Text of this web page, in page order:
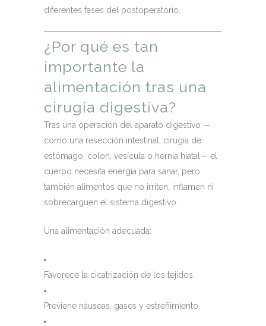
diferentes fases del postoperatorio.
¿Por qué es tan
importante la
alimentación tras una
cirugía digestiva?
Tras una operación del aparato digestivo —
como una resección intestinal, cirugía de
estómago, colon, vesícula o hernia hiatal— el
cuerpo necesita energía para sanar, pero
también alimentos que no irriten, inflamen ni
sobrecarguen el sistema digestivo.
Una alimentación adecuada:
Favorece la cicatrización de los tejidos.
Previene náuseas, gases y estreñimiento.